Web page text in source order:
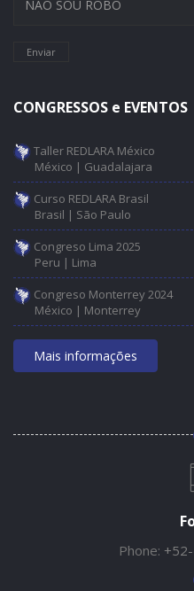
Enviar
CONGRESSOS e EVENTOS
Taller REDLARA México
México | Guadalajara
Curso REDLARA Brasil
Brasil | São Paulo
Congreso Lima 2025
Peru | Lima
Congreso Monterrey 2024
México | Monterrey
Mais informações
Phone: